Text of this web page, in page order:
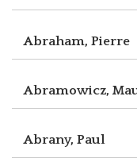
Abraham, Pierre
Abramowicz,
Abrany, Paul